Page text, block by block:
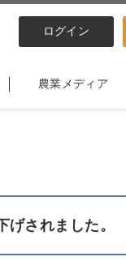
ログイン
農業メディア
げされました。